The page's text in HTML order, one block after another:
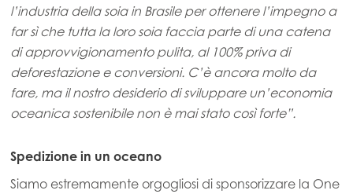
Mowi Poland
Mowi Spain
Mowi Turkey
Mowi Canada East
l’industria della soia in Brasile per ottenere l’impegno a
far sì che tutta la loro soia faccia parte di una catena
di approvvigionamento pulita, al 100% priva di
deforestazione e conversioni. C’è ancora molto da
fare, ma il nostro desiderio di sviluppare un’economia
oceanica sostenibile non è mai stato così forte”.
Spedizione in un oceano
Siamo estremamente orgogliosi di sponsorizzare la One